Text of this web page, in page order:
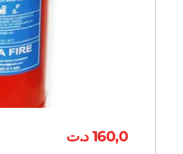
160,0 د.ت